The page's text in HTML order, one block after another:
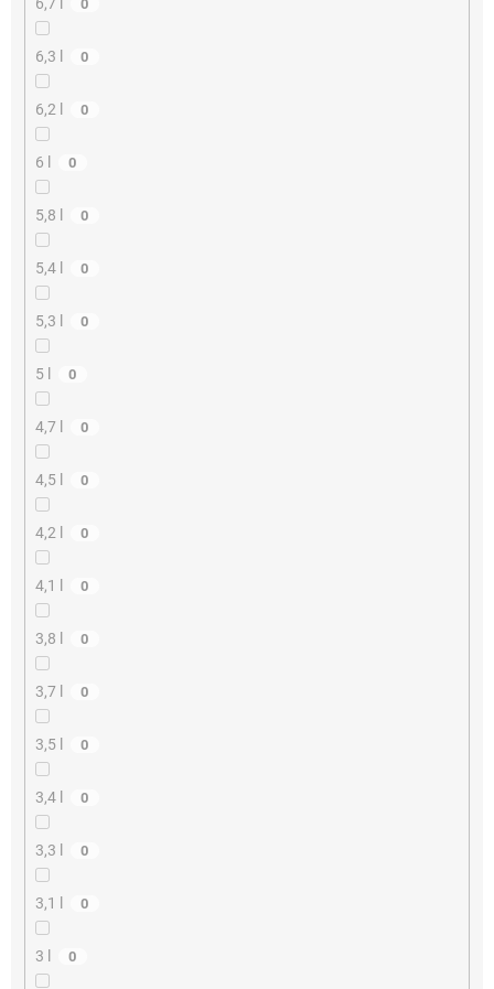
6,7 l 0
6,3 l 0
6,2 l 0
6 l 0
5,8 l 0
5,4 l 0
5,3 l 0
5 l 0
4,7 l 0
4,5 l 0
4,2 l 0
4,1 l 0
3,8 l 0
3,7 l 0
3,5 l 0
3,4 l 0
3,3 l 0
3,1 l 0
3 l 0